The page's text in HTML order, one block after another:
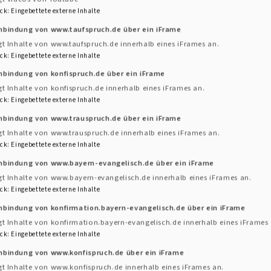
beginnt ab Sonntag, den 6. März wieder mit seinen
der Kirchein Uffenheim, Adelhofer Str. 14. Der
deutschem Liedgut, Gospel, Lobpreis u. A.
in Uffenheim (24.7.) an. In ca. 6-8 Proben wird das
gut und ist ein wunderbarer Ausgleich zum
: Eingebettete externe Inhalte
von www.taufspruch.de über ein iFrame
Inhalte von www.taufspruch.de innerhalb eines iFrames an.
: Eingebettete externe Inhalte
von konfispruch.de über ein iFrame
Inhalte von konfispruch.de innerhalb eines iFrames an.
: Eingebettete externe Inhalte
von www.trauspruch.de über ein iFrame
Inhalte von www.trauspruch.de innerhalb eines iFrames an.
: Eingebettete externe Inhalte
von www.bayern-evangelisch.de über ein iFrame
Inhalte von www.bayern-evangelisch.de innerhalb eines iFrames an.
: Eingebettete externe Inhalte
von konfirmation.bayern-evangelisch.de über ein iFrame
Inhalte von konfirmation.bayern-evangelisch.de innerhalb eines iFrames
: Eingebettete externe Inhalte
von www.konfispruch.de über ein iFrame
Inhalte von www.konfispruch.de innerhalb eines iFrames an.